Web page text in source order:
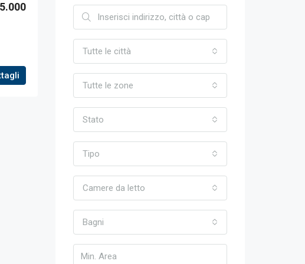
Tutte le città
Tutte le zone
Stato
Tipo
Camere da letto
Bagni